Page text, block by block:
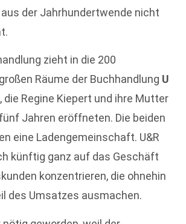
der Jahrhundertwende nicht
zieht in die 200
Räume der Buchhandlung U
die Regine Kiepert und ihre Mutter
Jahren eröffneten. Die beiden
eine Ladengemeinschaft. U&R
künftig ganz auf das Geschäft
konzentrieren, die ohnehin
des Umsatzes ausmachen.